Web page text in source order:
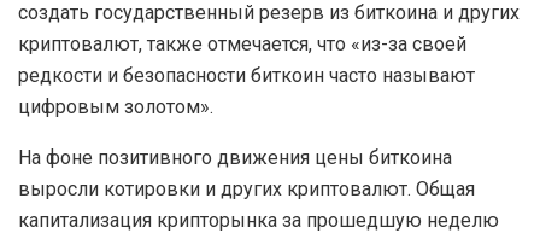
создать государственный резерв из биткоина и других
криптовалют, также отмечается, что «из-за своей
редкости и безопасности биткоин часто называют
цифровым золотом».
На фоне позитивного движения цены биткоина
выросли котировки и других криптовалют. Общая
капитализация крипторынка за прошедшую неделю